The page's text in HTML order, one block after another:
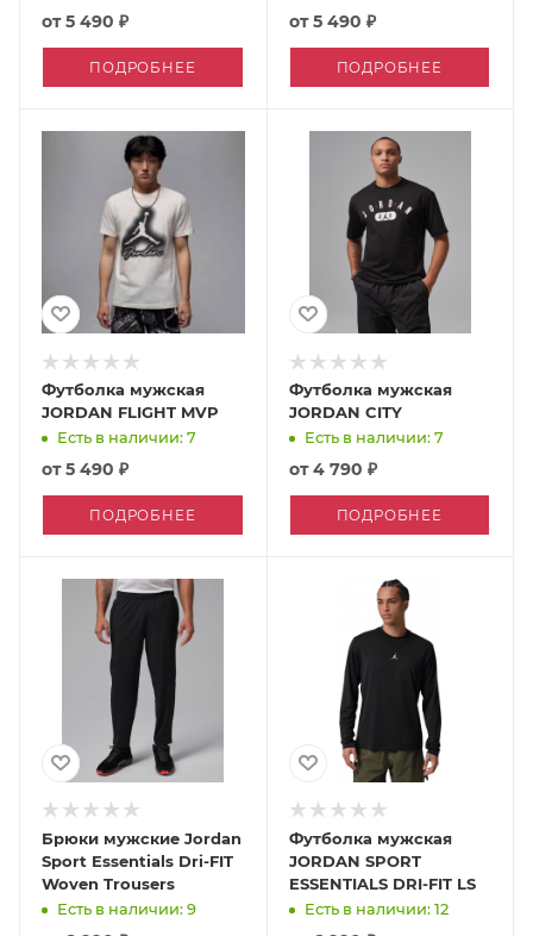
от5 490 ₽
ПОДРОБНЕЕ
от5 490 ₽
ПОДРОБНЕЕ
Футболка мужская
JORDAN FLIGHT MVP
Есть в наличии: 7
от5 490 ₽
ПОДРОБНЕЕ
Футболка мужская
JORDAN CITY
Есть в наличии: 7
от4 790 ₽
ПОДРОБНЕЕ
Брюки мужские Jordan
Sport Essentials Dri-FIT
Woven Trousers
Есть в наличии: 9
Футболка мужская
JORDAN SPORT
ESSENTIALS DRI-FIT LS
Есть в наличии: 12